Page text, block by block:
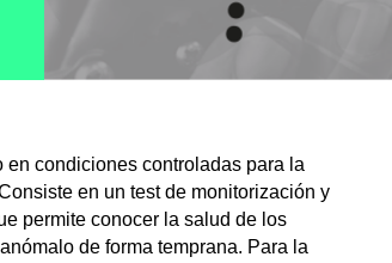
condiciones controladas para la
en un test de monitorización y
permite conocer la salud de los
de forma temprana. Para la